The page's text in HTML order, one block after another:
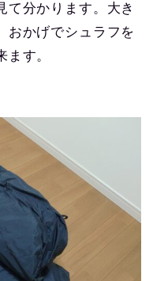
て分かります。大き
おかげでシュラフを
す。